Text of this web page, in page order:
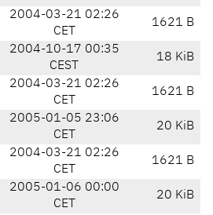
2004-03-21 02:26
CET
1621 B
2004-10-17 00:35
CEST
18 KiB
2004-03-21 02:26
CET
1621 B
2005-01-05 23:06
CET
20 KiB
2004-03-21 02:26
CET
1621 B
2005-01-06 00:00
CET
20 KiB